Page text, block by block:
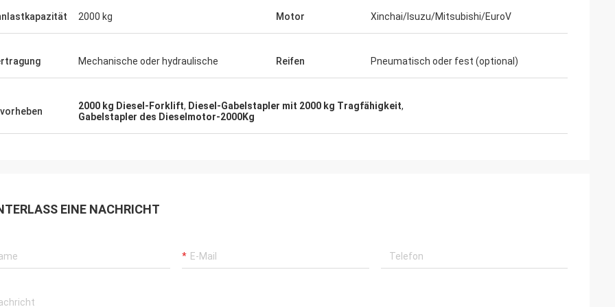
2000 kg Motor Xinchai/Isuzu/Mitsubishi/EuroV
Mechanische oder hydraulische Reifen Pneumatisch oder fest (optional)
2000 kg Diesel-Forklift, Diesel-Gabelstapler mit 2000 kg Tragfähigkeit,
Gabelstapler des Dieselmotor-2000Kg
EINE NACHRICHT